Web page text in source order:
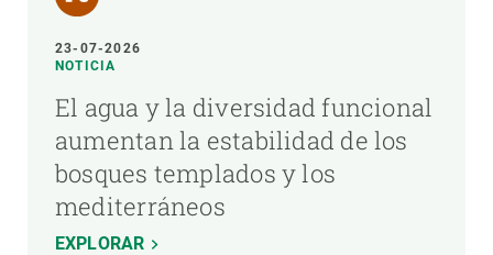
23-07-2026
NOTICIA
El agua y la diversidad funcional
aumentan la estabilidad de los
bosques templados y los
mediterráneos
EXPLORAR